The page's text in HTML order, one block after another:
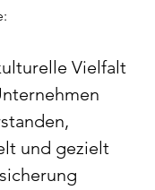
Vielfalt
und gezielt